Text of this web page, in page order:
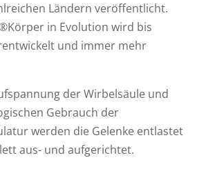
Ländern veröffentlicht.
in Evolution wird bis
und immer mehr
der Wirbelsäule und
Gebrauch der
werden die Gelenke entlastet
aus- und aufgerichtet.